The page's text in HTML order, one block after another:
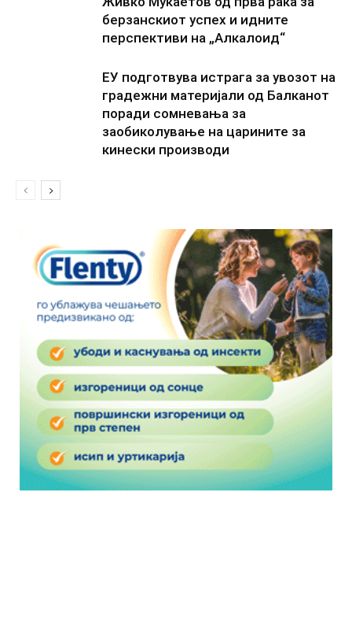
берзанскиот успех и идните
перспективи на „Алкалоид“
ЕУ подготвува истрага за увозот на
градежни материјали од Балканот
поради сомневања за
заобиколување на царините за
кинески производи